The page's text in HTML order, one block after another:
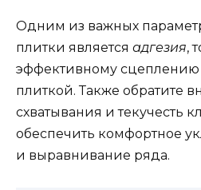
Одним из важных
плитки является адгезия,
эффективному сцеплению
плиткой. Также обратите
схватывания и текучесть
обеспечить комфортное
и выравнивание ряда.